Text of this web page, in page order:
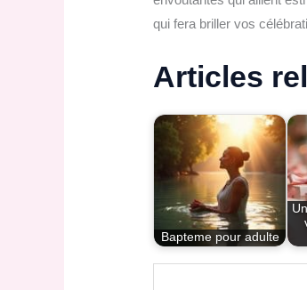
qui fera briller vos
Articles
Bapteme pour adulte